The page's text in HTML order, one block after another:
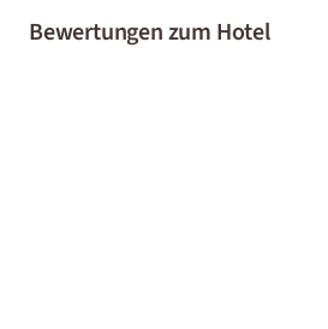
Bewertungen zum Hotel